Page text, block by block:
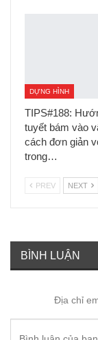
DỰNG HÌNH
TIPS#188:
tuyết bám vào
cách đơn giản
trong…
PREV NEXT
BÌNH LUẬN
Địa chỉ